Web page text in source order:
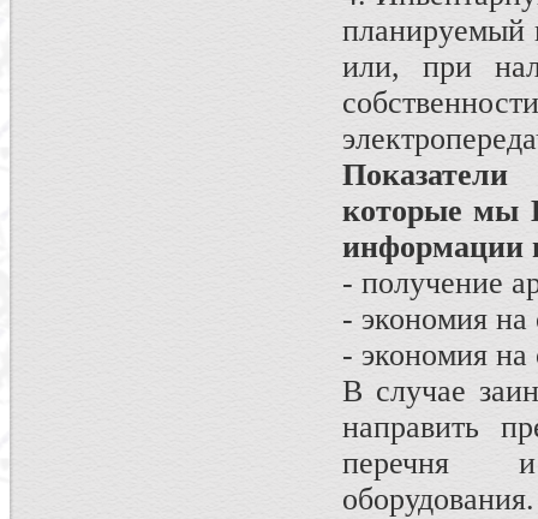
планируемый
или, при
которые мы
информации
- получение
- экономия на
- экономия на
В случае
направить
перечня и
оборудования.